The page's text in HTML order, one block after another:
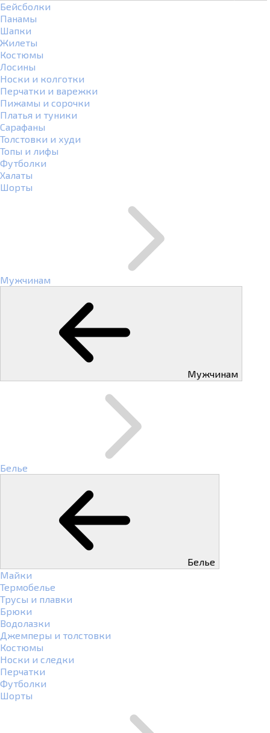
Бейсболки
Панамы
Шапки
Жилеты
Костюмы
Лосины
Носки и колготки
Перчатки и варежки
Пижамы и сорочки
Платья и туники
Сарафаны
Толстовки и худи
Топы и лифы
Футболки
Халаты
Шорты
Мужчинам
Мужчинам
Белье
Белье
Майки
Термобелье
Трусы и плавки
Брюки
Водолазки
Джемперы и толстовки
Костюмы
Носки и следки
Перчатки
Футболки
Шорты